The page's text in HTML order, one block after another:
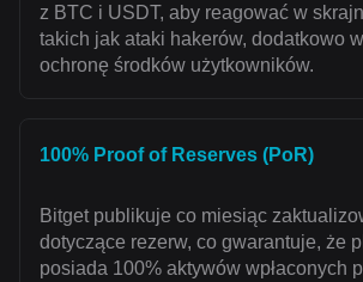
z BTC i USDT, aby reagować w
takich jak ataki hakerów, dodatkowo
ochronę środków użytkowników.
100% Proof of Reserves (PoR)
Bitget publikuje co miesiąc
dotyczące rezerw, co gwarantuje, że
posiada 100% aktywów wpłaconych